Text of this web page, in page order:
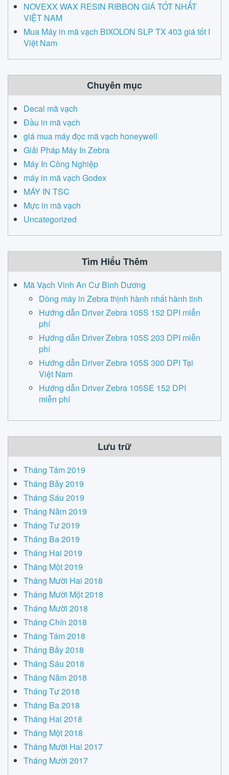
NOVEXX WAX RESIN RIBBON GIÁ TỐT NHẤT
VIỆT NAM
Mua Máy in mã vạch BIXOLON SLP TX 403 giá tốt I
Việt Nam
Chuyên mục
Decal mã vạch
Đầu in mã vạch
giá mua máy đọc mã vạch honeywell
Giải Pháp Máy In Zebra
Máy In Công Nghiệp
máy in mã vạch Godex
MÁY IN TSC
Mực in mã vạch
Uncategorized
Tìm Hiểu Thêm
Mã Vạch Vinh An Cư Bình Dương
Dòng máy in Zebra thịnh hành nhất hành tinh
Hướng dẫn Driver Zebra 105S 152 DPI miễn
phí
Hướng dẫn Driver Zebra 105S 203 DPI miễn
phí
Hướng dẫn Driver Zebra 105S 300 DPI Tại
Việt Nam
Hướng dẫn Driver Zebra 105SE 152 DPI
miễn phí
Lưu trữ
Tháng Tám 2019
Tháng Bảy 2019
Tháng Sáu 2019
Tháng Năm 2019
Tháng Tư 2019
Tháng Ba 2019
Tháng Hai 2019
Tháng Một 2019
Tháng Mười Hai 2018
Tháng Mười Một 2018
Tháng Mười 2018
Tháng Chín 2018
Tháng Tám 2018
Tháng Bảy 2018
Tháng Sáu 2018
Tháng Năm 2018
Tháng Tư 2018
Tháng Ba 2018
Tháng Hai 2018
Tháng Một 2018
Tháng Mười Hai 2017
Tháng Mười 2017